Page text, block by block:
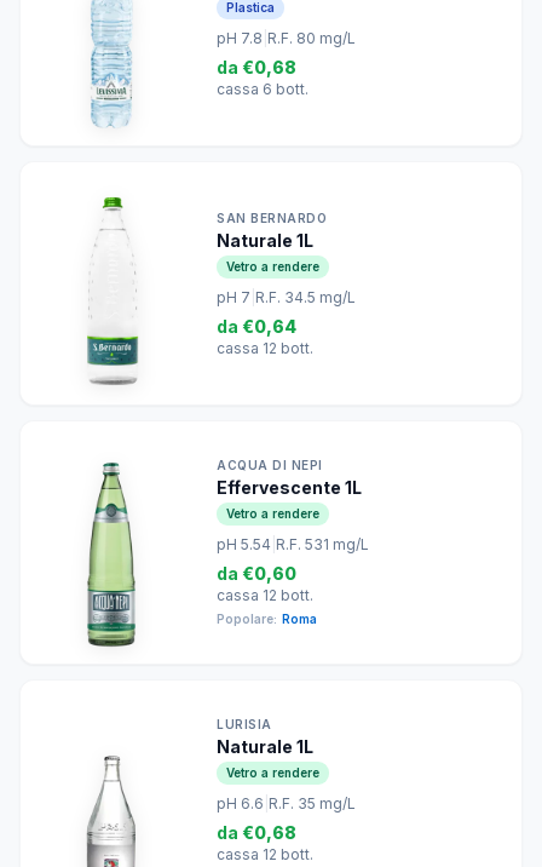
Plastica
pH 7.8 R.F. 80 mg/L
da €0,68
cassa 6 bott.
SAN BERNARDO
Naturale 1L
Vetro a rendere
pH 7 R.F. 34.5 mg/L
da €0,64
cassa 12 bott.
ACQUA DI NEPI
Effervescente 1L
Vetro a rendere
pH 5.54 R.F. 531 mg/L
da €0,60
cassa 12 bott.
Popolare: Roma
LURISIA
Naturale 1L
Vetro a rendere
pH 6.6 R.F. 35 mg/L
da €0,68
cassa 12 bott.